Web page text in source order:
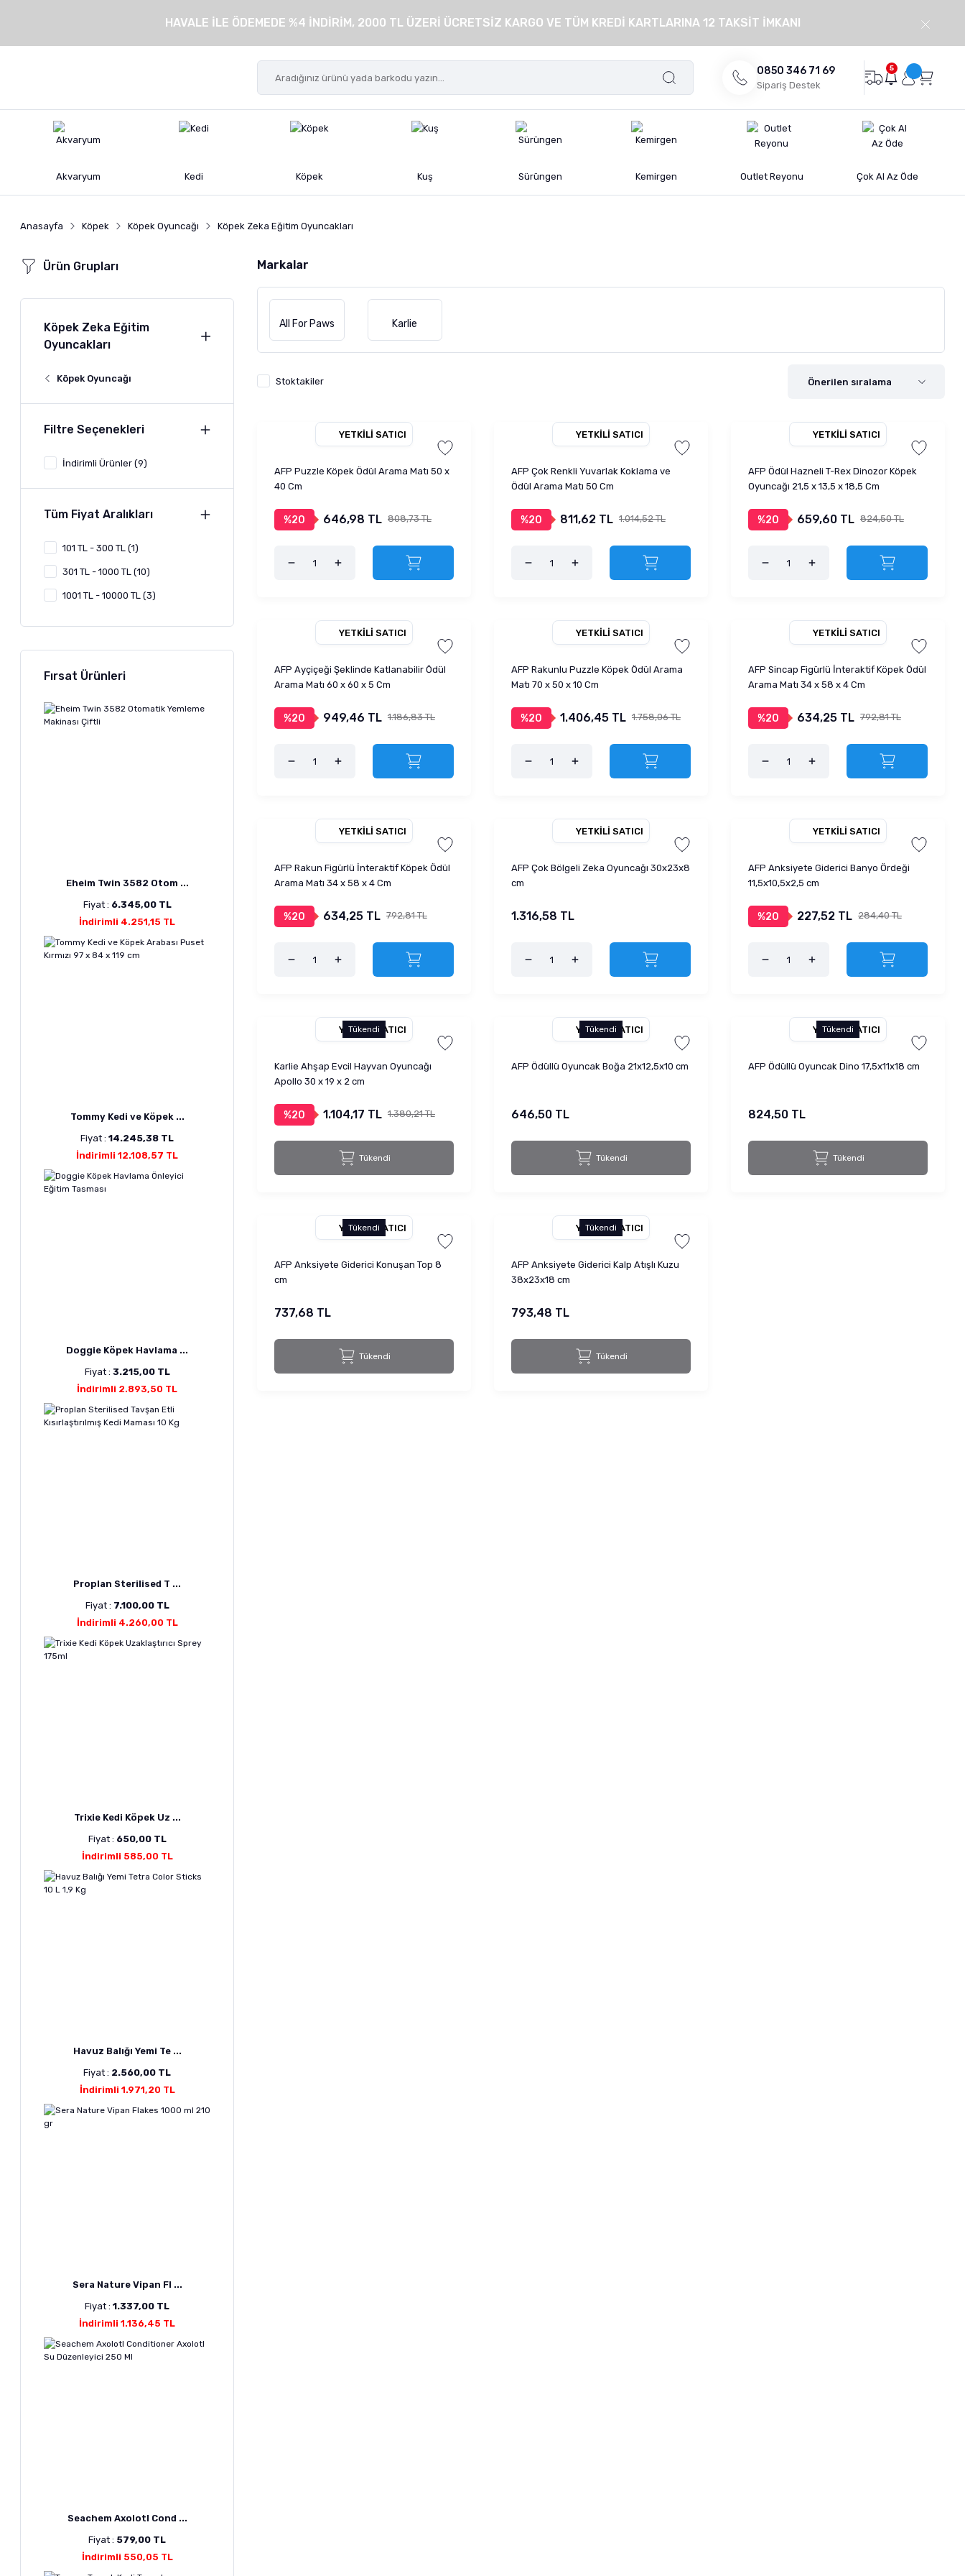
HAVALE İLE ÖDEMEDE %4 İNDİRİM, 2000 TL ÜZERİ ÜCRETSİZ KARGO VE TÜM KREDİ KARTLARINA 12 TAKSİT İMKANI
0850 346 71 69
Sipariş Destek
5
Akvaryum Kedi Köpek Kuş Sürüngen Kemirgen Outlet Reyonu Çok Al Az Öde
Anasayfa Köpek Köpek Oyuncağı Köpek Zeka Eğitim Oyuncakları
Ürün Grupları
Köpek Zeka Eğitim
Oyuncakları
Köpek Oyuncağı
Filtre Seçenekleri
İndirimli Ürünler (9)
Tüm Fiyat Aralıkları
101 TL - 300 TL (1)
301 TL - 1000 TL (10)
1001 TL - 10000 TL (3)
Fırsat Ürünleri
Eheim Twin 3582 Otom ...
Fiyat : 6.345,00 TL
İndirimli 4.251,15 TL
Tommy Kedi ve Köpek ...
Fiyat : 14.245,38 TL
İndirimli 12.108,57 TL
Doggie Köpek Havlama ...
Fiyat : 3.215,00 TL
İndirimli 2.893,50 TL
Proplan Sterilised T ...
Fiyat : 7.100,00 TL
İndirimli 4.260,00 TL
Trixie Kedi Köpek Uz ...
Fiyat : 650,00 TL
İndirimli 585,00 TL
Havuz Balığı Yemi Te ...
Fiyat : 2.560,00 TL
İndirimli 1.971,20 TL
Sera Nature Vipan Fl ...
Fiyat : 1.337,00 TL
İndirimli 1.136,45 TL
Seachem Axolotl Cond ...
Fiyat : 579,00 TL
İndirimli 550,05 TL
Markalar
All For Paws Karlie
Stoktakiler
YETKILI SATICI
AFP Puzzle Köpek Ödül Arama Matı 50 x
40 Cm
%20 646,98 TL 808,73 TL
YETKILI SATICI
AFP Çok Renkli Yuvarlak Koklama ve
Ödül Arama Matı 50 Cm
%20 811,62 TL 1.014,52 TL
YETKILI SATICI
AFP Ödül Hazneli T-Rex Dinozor Köpek
Oyuncağı 21,5 x 13,5 x 18,5 Cm
%20 659,60 TL 824,50 TL
YETKILI SATICI
AFP Ayçiçeği Şeklinde Katlanabilir Ödül
Arama Matı 60 x 60 x 5 Cm
%20 949,46 TL 1.186,83 TL
YETKILI SATICI
AFP Rakunlu Puzzle Köpek Ödül Arama
Matı 70 x 50 x 10 Cm
%20 1.406,45 TL 1.758,06 TL
YETKILI SATICI
AFP Sincap Figürlü İnteraktif Köpek Ödül
Arama Matı 34 x 58 x 4 Cm
%20 634,25 TL 792,81 TL
YETKILI SATICI
AFP Rakun Figürlü İnteraktif Köpek Ödül
Arama Matı 34 x 58 x 4 Cm
%20 634,25 TL 792,81 TL
YETKILI SATICI
AFP Çok Bölgeli Zeka Oyuncağı 30x23x8
cm
1.316,58 TL
YETKILI SATICI
AFP Anksiyete Giderici Banyo Ördeği
11,5x10,5x2,5 cm
%20 227,52 TL 284,40 TL
Tükendi
YETKILI SATICI
Karlie Ahşap Evcil Hayvan Oyuncağı
Apollo 30 x 19 x 2 cm
%20 1.104,17 TL 1.380,21 TL
Tükendi
Tükendi
YETKILI SATICI
AFP Ödüllü Oyuncak Boğa 21x12,5x10 cm
646,50 TL
Tükendi
Tükendi
YETKILI SATICI
AFP Ödüllü Oyuncak Dino 17,5x11x18 cm
824,50 TL
Tükendi
Tükendi
YETKILI SATICI
AFP Anksiyete Giderici Konuşan Top 8
cm
737,68 TL
Tükendi
Tükendi
YETKILI SATICI
AFP Anksiyete Giderici Kalp Atışlı Kuzu
38x23x18 cm
793,48 TL
Tükendi